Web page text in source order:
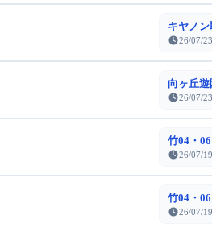
キヤノ
26/07/
向ヶ丘
26/07/
竹04・
26/07/
竹04・
26/07/